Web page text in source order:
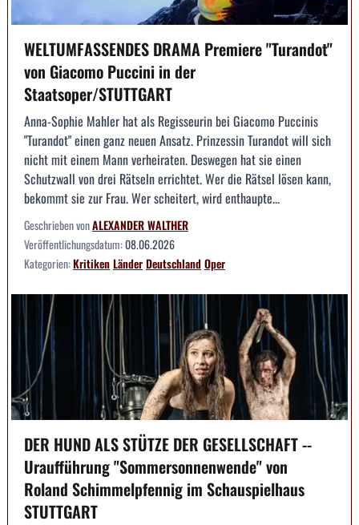
WELTUMFASSENDES DRAMA Premiere "Turandot"
von Giacomo Puccini in der
Staatsoper/STUTTGART
Anna-Sophie Mahler hat als Regisseurin bei Giacomo Puccinis
"Turandot" einen ganz neuen Ansatz. Prinzessin Turandot will sich
nicht mit einem Mann verheiraten. Deswegen hat sie einen
Schutzwall von drei Rätseln errichtet. Wer die Rätsel lösen kann,
bekommt sie zur Frau. Wer scheitert, wird enthaupte...
Geschrieben vonALEXANDER WALTHER
Veröffentlichungsdatum:08.06.2026
Kategorien:KritikenLänderDeutschlandOper
DER HUND ALS STÜTZE DER GESELLSCHAFT --
Uraufführung "Sommersonnenwende" von
Roland Schimmelpfennig im Schauspielhaus
STUTTGART